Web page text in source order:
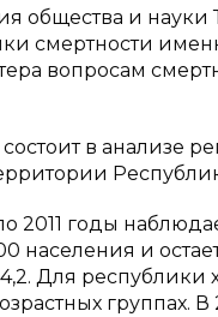
общества и
смертности
вопросам
в анализе
2011 годы
населения и
Для
группах. В